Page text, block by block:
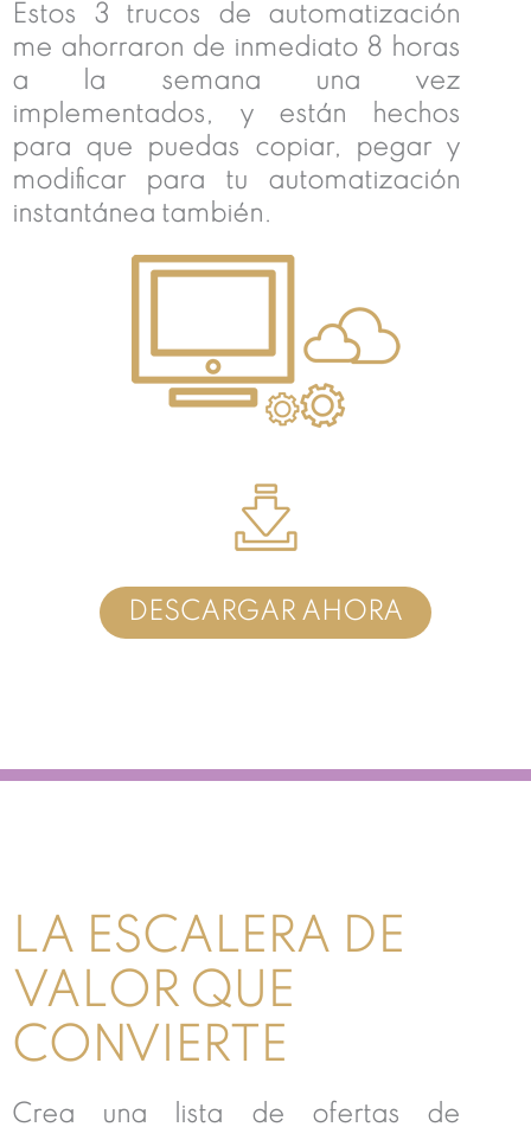
Estos 3 trucos de automatización
me ahorraron de inmediato 8 horas
a la semana una vez
implementados, y están hechos
para que puedas copiar, pegar y
modificar para tu automatización
instantánea también.
DESCARGAR AHORA
LA ESCALERA DE
VALOR QUE
CONVIERTE
Crea una lista de ofertas de